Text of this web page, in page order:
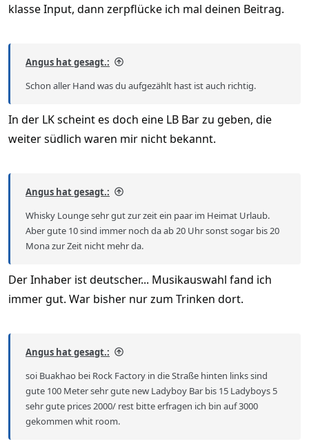
klasse Input, dann zerpflücke ich mal deinen Beitrag.
Angus hat gesagt.:
Schon aller Hand was du aufgezählt hast ist auch richtig.
In der LK scheint es doch eine LB Bar zu geben, die
weiter südlich waren mir nicht bekannt.
Angus hat gesagt.:
Whisky Lounge sehr gut zur zeit ein paar im Heimat Urlaub.
Aber gute 10 sind immer noch da ab 20 Uhr sonst sogar bis 20
Mona zur Zeit nicht mehr da.
Der Inhaber ist deutscher... Musikauswahl fand ich
immer gut. War bisher nur zum Trinken dort.
Angus hat gesagt.:
soi Buakhao bei Rock Factory in die Straße hinten links sind
gute 100 Meter sehr gute new Ladyboy Bar bis 15 Ladyboys 5
sehr gute prices 2000/ rest bitte erfragen ich bin auf 3000
gekommen whit room.